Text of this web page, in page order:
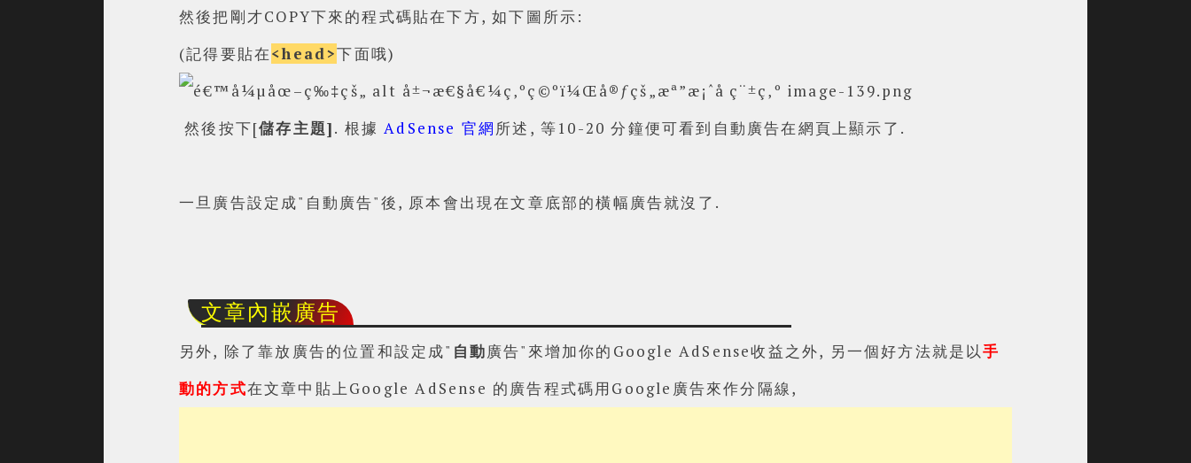
然後把剛才COPY下來的程式碼貼在下方, 如下圖所示:
(記得要貼在<head>下面哦)
然後按下[儲存主題]. 根據AdSense 官網所述, 等10-20 分鐘便可看到自動廣告在網頁上顯示了.
一旦廣告設定成"自動廣告"後, 原本會出現在文章底部的橫幅廣告就沒了.
文章內嵌廣告
另外, 除了靠放廣告的位置和設定成" 自動廣告"來增加你的Google AdSense收益之外, 另一個好方法就是以手
動的方式在文章中 貼上Google AdSense 的廣告程式碼用Google廣告來作分隔線,